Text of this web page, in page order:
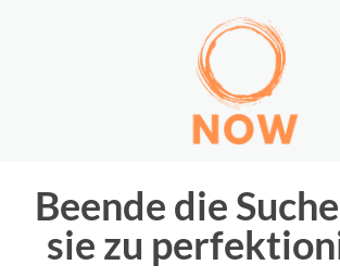
Beende die
sie zu